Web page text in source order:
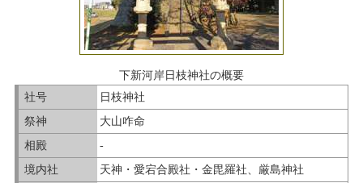
下新河岸日枝神社の概要
社号
日枝神社
祭神
大山咋命
相殿
-
境内社
天神・愛宕合殿社・金毘羅社、厳島神社